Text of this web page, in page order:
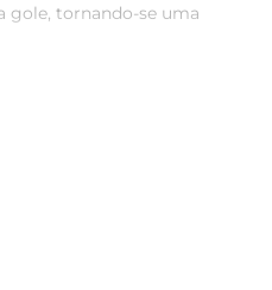
gole, tornando-se uma
ou até mesmo em